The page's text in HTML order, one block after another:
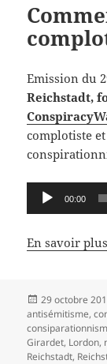
Emission du
Reichstadt,
complotiste
Lecteur
audio
00:00
En savoir plus
Publié
le
29 octobre
antisémitisme,
Girardet, Lordon,
Reichstadt,